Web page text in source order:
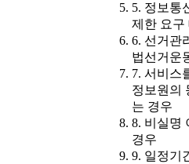
5. 정보통
제한 요구
6. 선거관
법선거운
7. 서비스
정보원의
는 경우
8. 비실명
경우
9. 일정기